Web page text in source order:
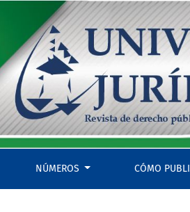
NÚMEROS CÓMO